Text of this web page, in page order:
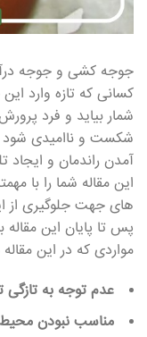
جوجه کشی و جوجه
کسانی که تازه وارد
شمار بیاید و فرد
شکست و ناامیدی شود
آمدن راندمان و
این مقاله شما را با
های جهت جلوگیری از
پس تا پایان این مقاله
مواردی که در این
عدم توجه به
مناسب نبودن محیط